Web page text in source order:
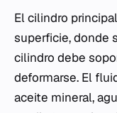
El cilindro
superficie, donde
cilindro debe
deformarse. El
aceite mineral,